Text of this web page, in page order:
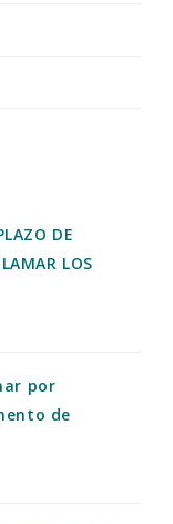
DE
LOS
por
de